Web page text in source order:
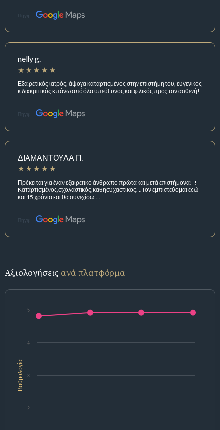
Πηγή:
nelly g.
Εξαιρετικός ιατρός, άψογα καταρτισμένος στην επιστήμη του, ευγενικός
κ διακριτικός κ πάνω από όλα υπεύθυνος και φιλικός προς τον ασθενή!
Πηγή:
ΔΙΑΜΑΝΤΟΥΛΑ Π.
Πρόκειται για έναν εξαιρετικό άνθρωπο πρώτα και μετά επιστήμονα!!!
Καταρτισμένος,σχολαστικός,καθησυχαστικος....Τον εμπιστεύομαι εδώ
και 15 χρόνια και θα συνεχίσω....
Πηγή:
Αξιολογήσεις ανά πλατφόρμα
Βαθμολογία
2
3
4
5